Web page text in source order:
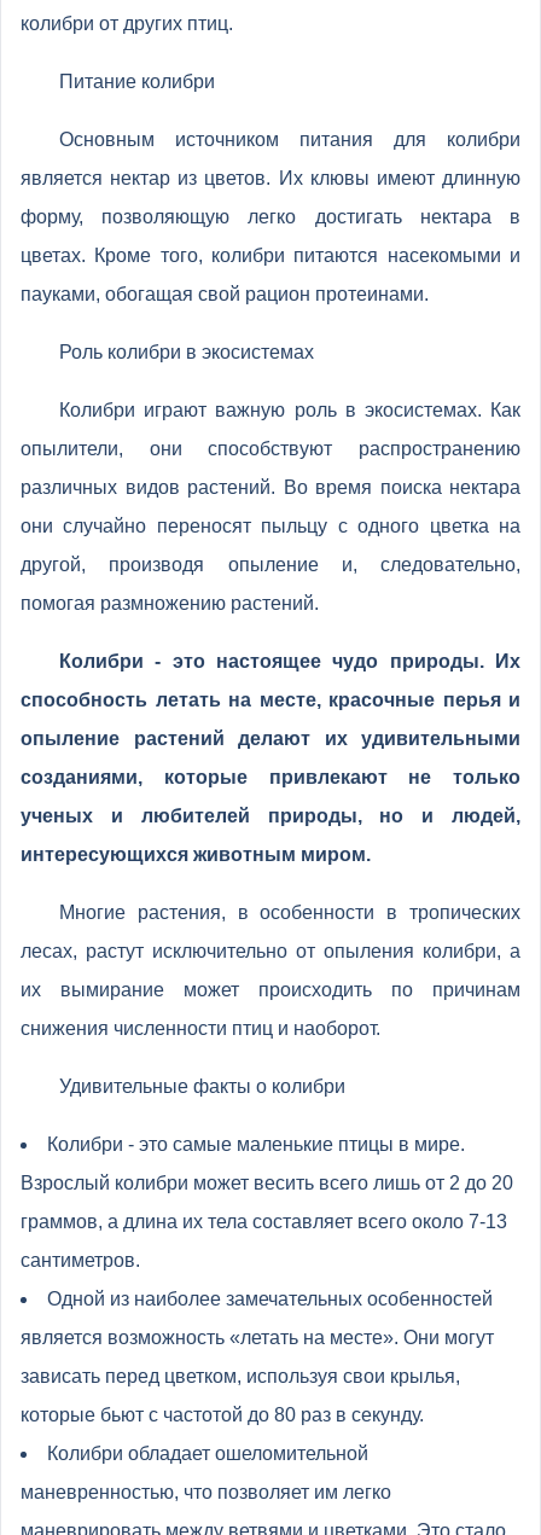
колибри от других птиц.
Питание колибри
Основным источником питания для колибри
является нектар из цветов. Их клювы имеют длинную
форму, позволяющую легко достигать нектара в
цветах. Кроме того, колибри питаются насекомыми и
пауками, обогащая свой рацион протеинами.
Роль колибри в экосистемах
Колибри играют важную роль в экосистемах. Как
опылители, они способствуют распространению
различных видов растений. Во время поиска нектара
они случайно переносят пыльцу с одного цветка на
другой, производя опыление и, следовательно,
помогая размножению растений.
Колибри - это настоящее чудо природы. Их
способность летать на месте, красочные перья и
опыление растений делают их удивительными
созданиями, которые привлекают не только
ученых и любителей природы, но и людей,
интересующихся животным миром.
Многие растения, в особенности в тропических
лесах, растут исключительно от опыления колибри, а
их вымирание может происходить по причинам
снижения численности птиц и наоборот.
Удивительные факты о колибри
Колибри - это самые маленькие птицы в мире.
Взрослый колибри может весить всего лишь от 2 до 20
граммов, а длина их тела составляет всего около 7-13
сантиметров.
Одной из наиболее замечательных особенностей
является возможность «летать на месте». Они могут
зависать перед цветком, используя свои крылья,
которые бьют с частотой до 80 раз в секунду.
Колибри обладает ошеломительной
маневренностью, что позволяет им легко
маневрировать между ветвями и цветками. Это стало